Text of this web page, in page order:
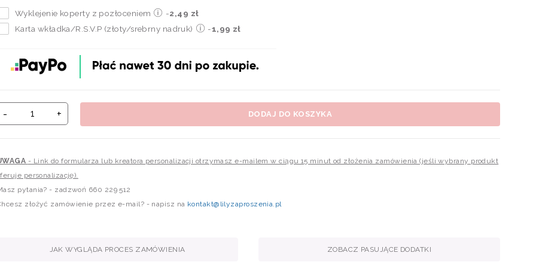
Wyklejenie koperty z pozłoceniem -2,49 zł
Karta wkładka/R.S.V.P (złoty/srebrny nadruk)
-1,99 zł
- + DODAJ DO KOSZYKA
- Link do formularza lub kreatora personalizacji otrzymasz e-mailem w ciągu 15 minut od złożenia zamówienia (jeśli wybrany produkt
personalizację).
pytania? - zadzwoń 660 229 512
złożyć zamówienie przez e-mail? - napisz na kontakt@lilyzaproszenia.pl
JAK WYGLĄDA PROCES ZAMÓWIENIA ZOBACZ PASUJĄCE DODATKI